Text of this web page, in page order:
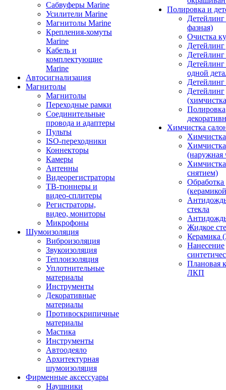
Сабвуферы Marine
Усилители Marine
Магнитолы Marine
Крепления-хомуты
Marine
Кабель и
комплектующие
Marine
Автосигнализация
Магнитолы
Магнитолы
Переходные рамки
Соединительные
провода и адаптеры
Пульты
ISO-переходники
Коннекторы
Камеры
Антенны
Видеорегистраторы
ТВ-тюннеры и
видео-сплитеры
Регистраторы,
видео, мониторы
Микрофоны
Шумоизоляция
Виброизоляция
Звукоизоляция
Теплоизоляция
Уплотнительные
материалы
Инструменты
Декоративные
материалы
Противоскрипичные
материалы
Мастика
Инструменты
Автоодеяло
Архитектурная
шумоизоляция
Фирменные аксессуары
Наушники
Полировка и
фазная)
Очистка
Детейлинг
одной
Детейлинг
Полировка
Химчистка
(наружная
снятием)
Обработка
стекла
Жидкое
Керамика
Нанесение
Плановая
ЛКП